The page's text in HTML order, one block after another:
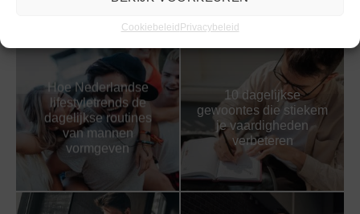
CookiebeleidPrivacybeleid
Hoe Nederlandse
lifestyletrends de
dagelijkse routines
van mannen
vormgeven
10 dagelijkse
gewoontes die stiekem
je vaardigheden
verbeteren